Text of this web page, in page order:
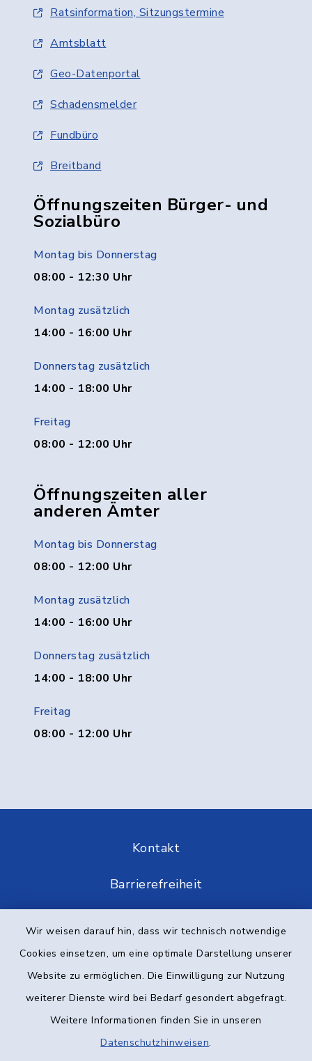
Wir weisen darauf hin, dass wir technisch notwendige
Cookies einsetzen, um eine optimale Darstellung unserer
Website zu ermöglichen. Die Einwilligung zur Nutzung
weiterer Dienste wird bei Bedarf gesondert abgefragt.
Weitere Informationen finden Sie in unseren
Datenschutzhinweisen.
Ratsinformation, Sitzungstermine
Amtsblatt
Geo-Datenportal
Schadensmelder
Fundbüro
Breitband
Öffnungszeiten Bürger- und
Sozialbüro
Montag bis Donnerstag
08:00 - 12:30 Uhr
Montag zusätzlich
14:00 - 16:00 Uhr
Donnerstag zusätzlich
14:00 - 18:00 Uhr
Freitag
08:00 - 12:00 Uhr
Öffnungszeiten aller
anderen Ämter
Montag bis Donnerstag
08:00 - 12:00 Uhr
Montag zusätzlich
14:00 - 16:00 Uhr
Donnerstag zusätzlich
14:00 - 18:00 Uhr
Freitag
08:00 - 12:00 Uhr
Kontakt
Barrierefreiheit
Impressum
Elektronische Kommunikation
Sitemap